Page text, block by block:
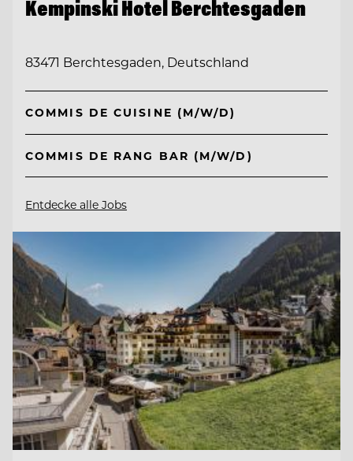
Kempinski Hotel Berchtesgaden
83471 Berchtesgaden, Deutschland
COMMIS DE CUISINE (M/W/D)
COMMIS DE RANG BAR (M/W/D)
Entdecke alle Jobs